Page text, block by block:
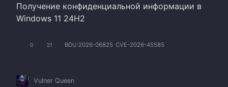
Получение конфиденциальной информации в
Windows 11 24H2
0 21 BDU:2026-06825 CVE-2026-45585
Vulner Queen